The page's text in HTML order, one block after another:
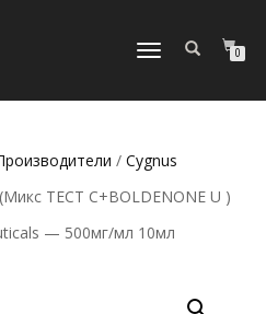
ПЕРЕКЛЮЧИТЬ
0
/ Cygnus
TECT C+BOLDENONE U )
— 500мг/мл 10мл